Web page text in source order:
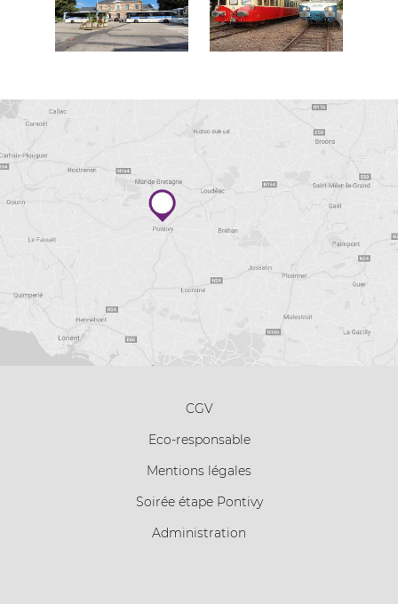
CGV
Eco-responsable
Mentions légales
Soirée étape Pontivy
Administration